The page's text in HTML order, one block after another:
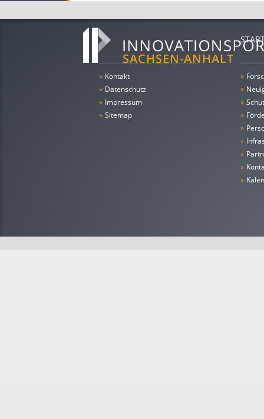
» Kontakt
» Datenschutz
» Impressum
» Sitemap
»
»
»
»
»
»
»
»
»